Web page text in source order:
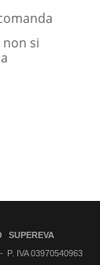
si
SUPEREVA
P. IVA 03970540963